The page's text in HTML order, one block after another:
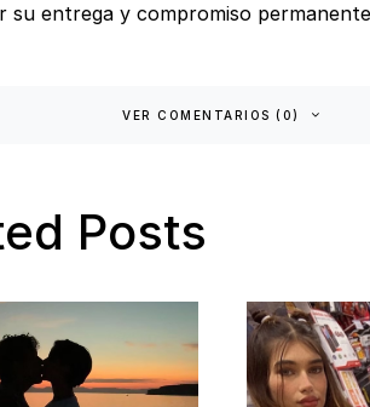
su entrega y compromiso
VER COMENTARIOS (0)
Posts